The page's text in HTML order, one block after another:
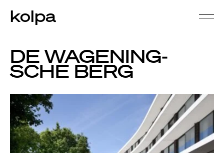
kolpa
DE WAGENING­­
SCHE BERG